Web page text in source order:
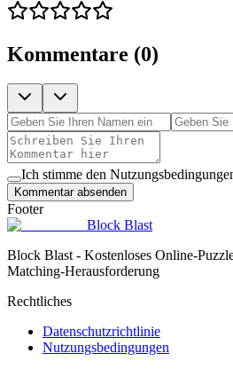
Kommentare (0)
Ich stimme den
Kommentar absenden
Footer
Block Blast
Block Blast - Kostenloses Online-
Matching-Herausforderung
Rechtliches
Datenschutzrichtlinie
Nutzungsbedingungen